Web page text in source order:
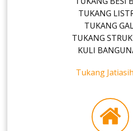
TUKANG
TUKANG
TUKANG
KULI
Tukang Jatiasih